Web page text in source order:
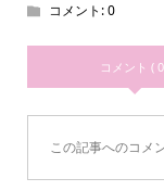
コメント:0
コメント (
この記事へのコメ